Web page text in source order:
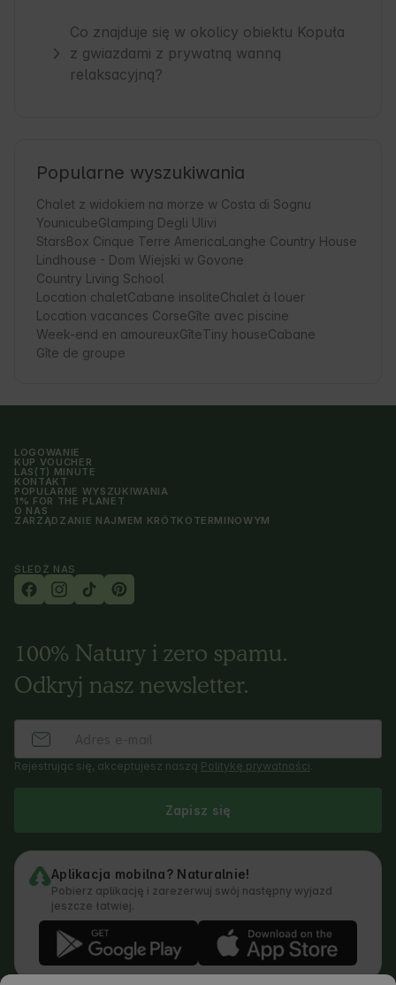
Co znajduje się w okolicy obiektu Kopuła
z gwiazdami z prywatną wanną
relaksacyjną?
Popularne wyszukiwania
Chalet z widokiem na morze w Costa di Sognu
YounicubeGlamping Degli Ulivi
StarsBox Cinque Terre AmericaLanghe Country House
Lindhouse - Dom Wiejski w Govone
Country Living School
Location chaletCabane insoliteChalet à louer
Location vacances CorseGîte avec piscine
Week-end en amoureuxGîteTiny houseCabane
Gîte de groupe
LOGOWANIE
KUP VOUCHER
LAS(T) MINUTE
KONTAKT
POPULARNE WYSZUKIWANIA
1% FOR THE PLANET
O NAS
ZARZĄDZANIE NAJMEM KRÓTKOTERMINOWYM
ŚLEDŹ NAS
100% Natury i zero spamu.
Odkryj nasz newsletter.
Rejestrując się, akceptujesz naszą Politykę prywatności.
Zapisz się
Aplikacja mobilna? Naturalnie!
Pobierz aplikację i zarezerwuj swój następny wyjazd
jeszcze łatwiej.